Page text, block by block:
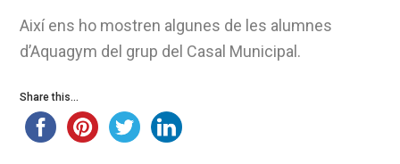
Així ens ho mostren algunes de les alumnes
d’Aquagym del grup del Casal Municipal.
Share this...